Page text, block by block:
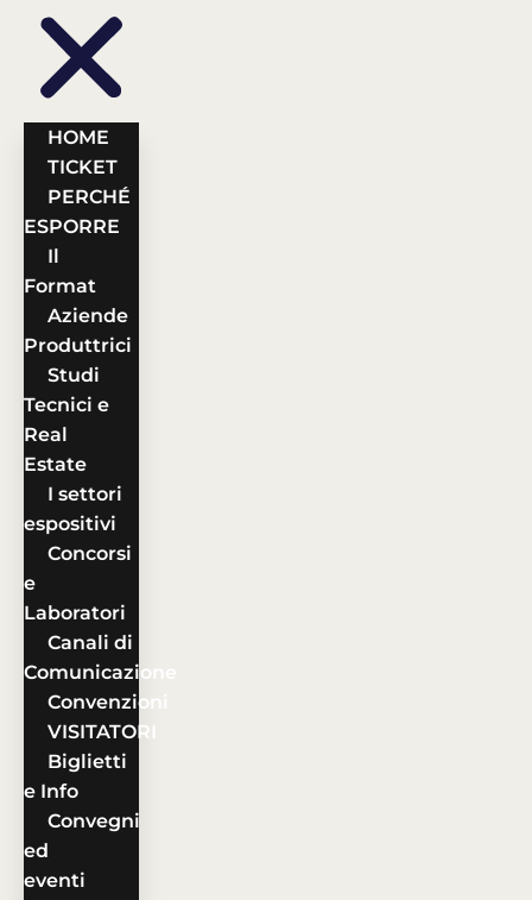
HOME
TICKET
PERCHÉ
ESPORRE
Il
Format
Aziende
Produttrici
Studi
Tecnici e
Real
Estate
I settori
espositivi
Concorsi
e
Laboratori
Canali di
Comunicazione
Convenzioni
VISITATORI
Biglietti
e Info
Convegni
ed
eventi